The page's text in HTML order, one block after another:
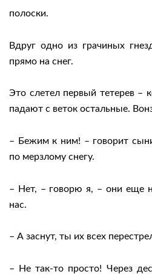
полоски.
Вдруг одно из грачиных
прямо на снег.
Это слетел первый тетерев –
падают с веток остальные.
– Бежим к ним! – говорит
по мерзлому снегу.
– Нет, – говорю я, – они еще
нас.
– А заснут, ты их всех
– Не так-то просто! Через